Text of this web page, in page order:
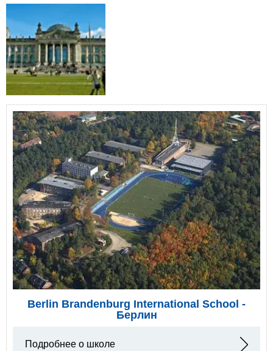
Berlin Brandenburg International School -
Берлин
Подробнее о школе